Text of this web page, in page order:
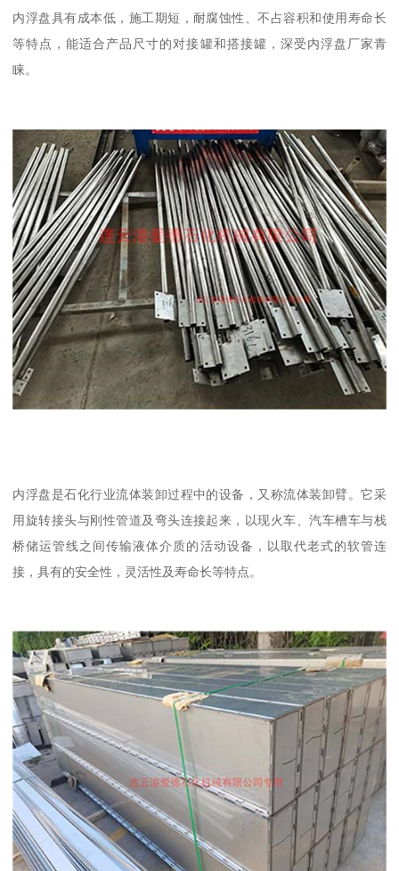
内浮盘具有成本低，施工期短，耐腐蚀性、不占容积和使用寿命长
等特点，能适合产品尺寸的对接罐和搭接罐，深受内浮盘厂家青
睐。
内浮盘是石化行业流体装卸过程中的设备，又称流体装卸臂。它采
用旋转接头与刚性管道及弯头连接起来，以现火车、汽车槽车与栈
桥储运管线之间传输液体介质的活动设备，以取代老式的软管连
接，具有的安全性，灵活性及寿命长等特点。